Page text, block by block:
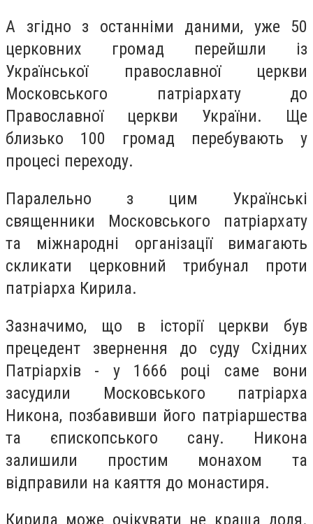
А згідно з останніми даними, уже 50
церковних громад перейшли із
Української православної церкви
Московського патріархату до
Православної церкви України. Ще
близько 100 громад перебувають у
процесі переходу.
Паралельно з цим Українські
священники Московського патріархату
та міжнародні організації вимагають
скликати церковний трибунал проти
патріарха Кирила.
Зазначимо, що в історії церкви був
прецедент звернення до суду Східних
Патріархів - у 1666 році саме вони
засудили Московського патріарха
Никона, позбавивши його патріаршества
та єпископського сану. Никона
залишили простим монахом та
відправили на каяття до монастиря.
Кирила може очікувати не краща доля.